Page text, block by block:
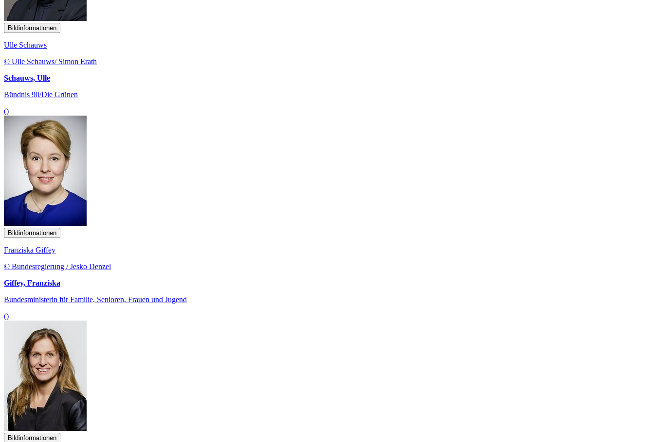
Bildinformationen
Ulle Schauws
© Ulle Schauws/ Simon Erath
Schauws, Ulle
Bündnis 90/Die Grünen
()
Bildinformationen
Franziska Giffey
© Bundesregierung / Jesko Denzel
Giffey, Franziska
Bundesministerin für Familie, Senioren, Frauen und Jugend
()
Bildinformationen